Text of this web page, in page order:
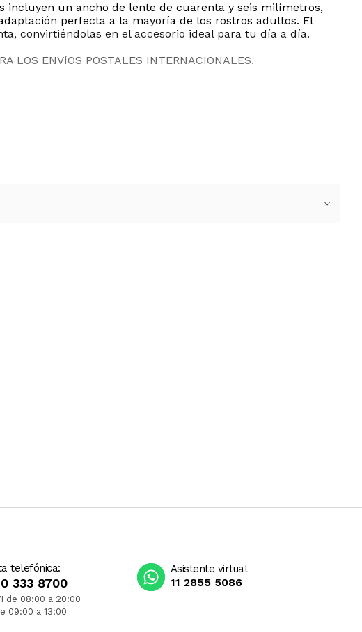
incluyen un ancho de lente de cuarenta y seis milímetros,
perfecta a la mayoría de los rostros adultos. El
convirtiéndolas en el accesorio ideal para tu día a día.
LOS ENVíOS POSTALES INTERNACIONALES.
telefónica:
333 8700
de 08:00 a 20:00
09:00 a 13:00
Asistente virtual
11 2855 5086